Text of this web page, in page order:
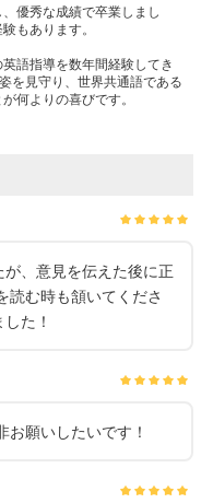
優秀な成績で卒業しまし
もあります。
語指導を数年間経験してき
を見守り、世界共通語である
何よりの喜びです。
、意見を伝えた後に正
読む時も頷いてくださ
た！
願いしたいです！